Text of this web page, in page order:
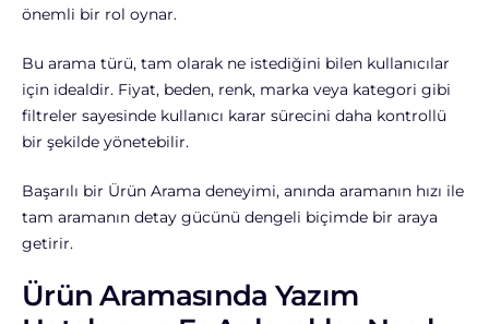
önemli bir rol oynar.
Bu arama türü, tam olarak ne istediğini bilen kullanıcılar
için idealdir. Fiyat, beden, renk, marka veya kategori gibi
filtreler sayesinde kullanıcı karar sürecini daha kontrollü
bir şekilde yönetebilir.
Başarılı bir Ürün Arama deneyimi, anında aramanın hızı ile
tam aramanın detay gücünü dengeli biçimde bir araya
getirir.
Ürün Aramasında Yazım